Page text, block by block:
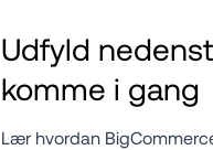
Udfyld
komme i gang
Lær hvordan